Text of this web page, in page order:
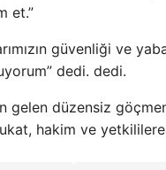
et.”
güvenliği ve
dedi. dedi.
düzensiz
hakim ve